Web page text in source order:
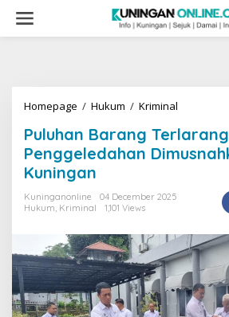
content
Homepage / Hukum / Kriminal
Terlarang
Hasil
Kuningan
Puluhan Barang
Penggeledahan
Kuningan
Kuninganonline
04 December 2025
Hukum, Kriminal 1,101 Views